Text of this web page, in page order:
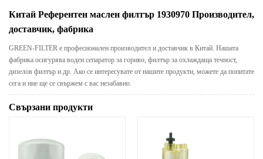
Китай Референтен маслен филтър 1930970 Производител,
доставчик, фабрика
GREEN-FILTER е професионален производител и доставчик в Китай. Нашата
фабрика осигурява воден сепаратор за гориво, филтър за охлаждаща течност,
дизелов филтър и др. Ако се интересувате от нашите продукти, можете да попитате
сега и ние ще се свържем с вас незабавно.
Свързани продукти